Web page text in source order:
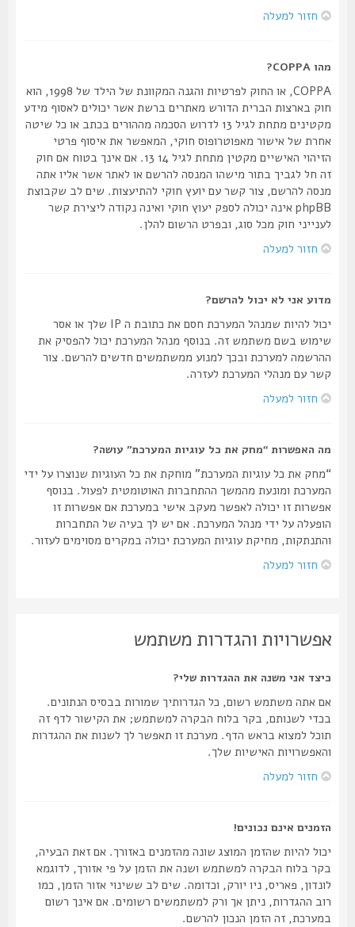
חזור למעלה
COPPA, או החוק לפרטיות והגנה המקוונת של הילד של 1998, הוא
חוק בארצות הברית הדורש מאתרים ברשת אשר יכולים לאסוף מידע
מקטינים מתחת לגיל 13 לדרוש הסכמה מההורים בכתב או כל שיטה
אחרת של אישור מאפוטרופוס חוקי, המאפשר את איסוף פרטי
הזיהוי האישיים מקטין מתחת לגיל 14 13. אם אינך בטוח אם חוק
זה חל לגביך בתור מישהו המנסה להרשם או לאתר אשר אליו אתה
מנסה להרשם, צור קשר עם יועץ חוקי להתיעצות. שים לב שקבוצת
phpBB אינה יכולה לספק יעוץ חוקי ואינה נקודה ליצירת קשר
לענייני חוק מכל סוג, ובפרט הרשום להלן.
חזור למעלה
מדוע אני לא יכול להרשם?
יכול להיות שמנהל המערכת חסם את כתובת ה IP שלך או אסר
שימוש בשם משתמש זה. בנוסף מנהל המערכת יכול להפסיק את
ההרשמה למערכת ובכך למנוע ממשתמשים חדשים להרשם. צור
קשר עם מנהלי המערכת לעזרה.
חזור למעלה
מה האפשרות “מחק את כל עוגיות המערכת” עושה?
“מחק את כל עוגיות המערכת” מוחקת את כל העוגיות שנוצרו על ידי
המערכת ומונעת מהמשך ההתחברות האוטומטית לפעול. בנוסף
אפשרות זו יכולה לאפשר מעקב אישי במערכת אם אפשרות זו
הופעלה על ידי מנהל המערכת. אם יש לך בעיה של התחברות
והתנתקות, מחיקת עוגיות המערכת יכולה במקרים מסוימים לעזור.
חזור למעלה
אפשרויות והגדרות משתמש
כיצד אני משנה את ההגדרות שלי?
אם אתה משתמש רשום, כל הגדרותיך שמורות בבסיס הנתונים.
בכדי לשנותם, בקר בלוח הבקרה למשתמש; את הקישור לדף זה
תוכל למצוא בראש הדף. מערכת זו תאפשר לך לשנות את ההגדרות
והאפשרויות האישיות שלך.
חזור למעלה
הזמנים אינם נכונים!
יכול להיות שהזמן המוצג שונה מהזמנים באזורך. אם זאת הבעיה,
בקר בלוח הבקרה למשתמש ושנה את הזמן על פי אזורך, לדוגמא
לונדון, פאריס, ניו יורק, וכדומה. שים לב ששינוי אזור הזמן, כמו
רוב ההגדרות, ניתן אך ורק למשתמשים רשומים. אם אינך רשום
במערכת, זה הזמן הנכון להרשם.